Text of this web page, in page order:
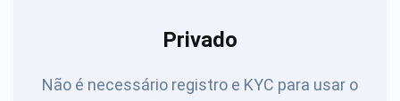
Privado
Não é necessário registro e KYC para usar o